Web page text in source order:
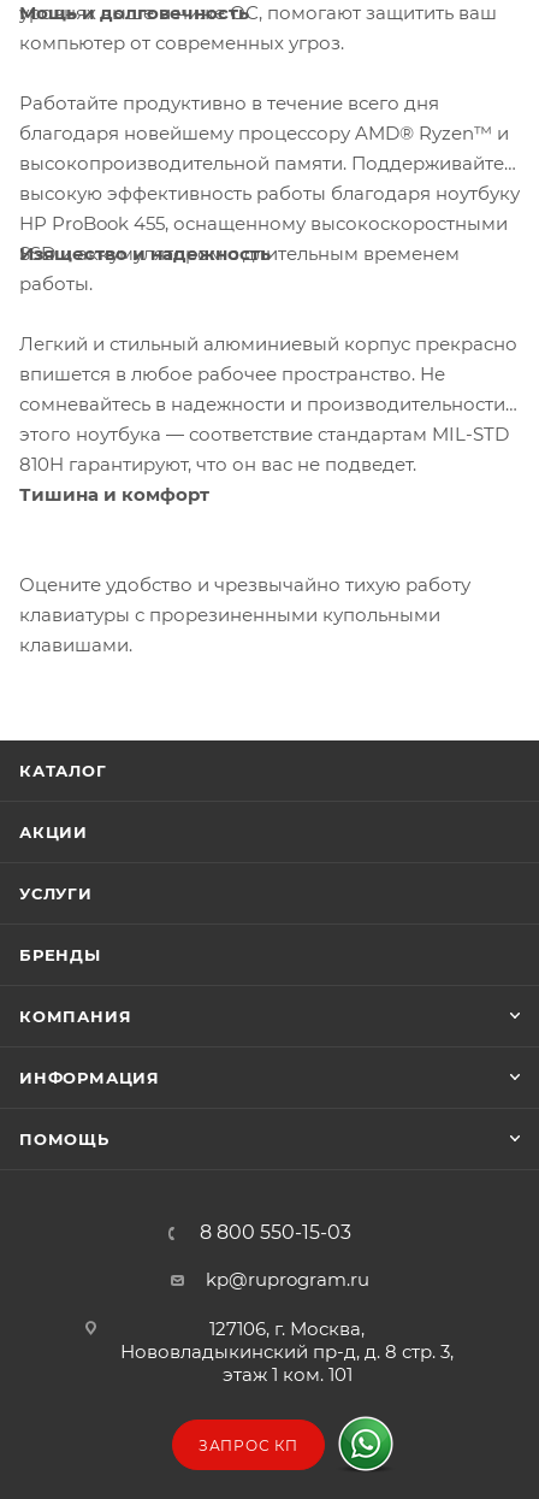
уровнях выше и ниже ОС, помогают защитить ваш
компьютер от современных угроз.
Мощь и долговечность
Работайте продуктивно в течение всего дня
благодаря новейшему процессору AMD® Ryzen™ и
высокопроизводительной памяти. Поддерживайте
высокую эффективность работы благодаря ноутбуку
HP ProBook 455, оснащенному высокоскоростными
SSD и аккумулятором с длительным временем
работы.
Изящество и надежность
Легкий и стильный алюминиевый корпус прекрасно
впишется в любое рабочее пространство. Не
сомневайтесь в надежности и производительности
этого ноутбука — соответствие стандартам MIL-STD
810H гарантируют, что он вас не подведет.
Тишина и комфорт
Оцените удобство и чрезвычайно тихую работу
клавиатуры с прорезиненными купольными
клавишами.
КАТАЛОГ
АКЦИИ
УСЛУГИ
БРЕНДЫ
КОМПАНИЯ
ИНФОРМАЦИЯ
ПОМОЩЬ
8 800 550-15-03
kp@ruprogram.ru
127106, г. Москва,
Нововладыкинский пр-д, д. 8 стр. 3,
этаж 1 ком. 101
ЗАПРОС КП